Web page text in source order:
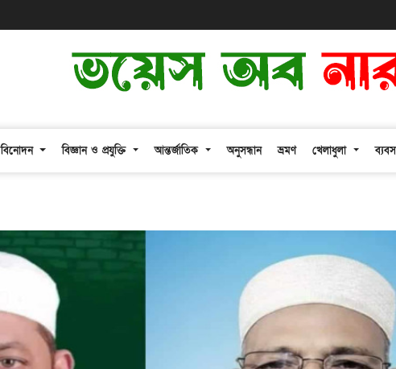
বিনোদন বিজ্ঞান ও প্রযুক্তি আন্তর্জাতিক অনুসন্ধান ভ্রমণ খেলাধুলা